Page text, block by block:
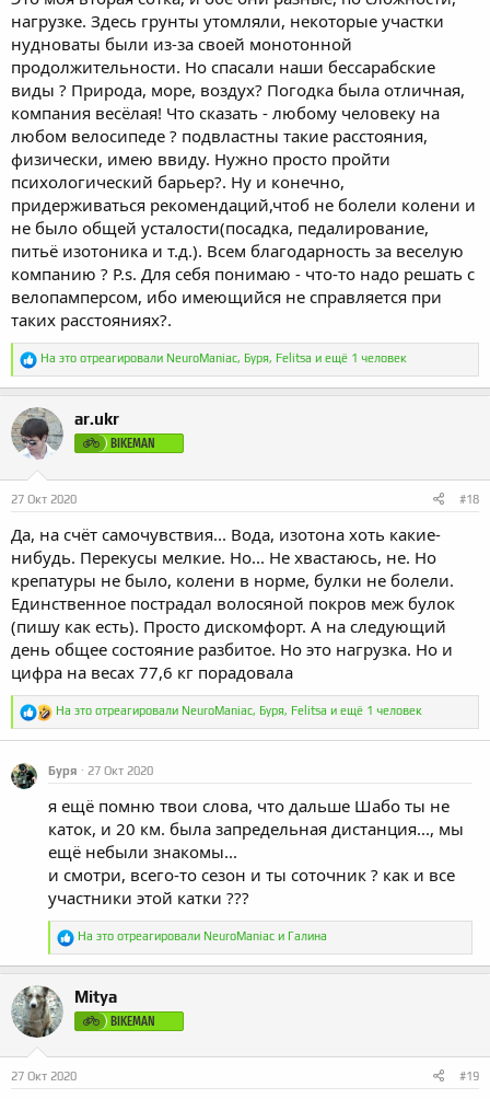
нагрузке. Здесь грунты утомляли, некоторые участки
нудноваты были из-за своей монотонной
продолжительности. Но спасали наши бессарабские
виды ? Природа, море, воздух? Погодка была отличная,
компания весёлая! Что сказать - любому человеку на
любом велосипеде ? подвластны такие расстояния,
физически, имею ввиду. Нужно просто пройти
психологический барьер?. Ну и конечно,
придерживаться рекомендаций,чтоб не болели колени и
не было общей усталости(посадка, педалирование,
питьё изотоника и т.д.). Всем благодарность за веселую
компанию ? P.s. Для себя понимаю - что-то надо решать с
велопамперсом, ибо имеющийся не справляется при
таких расстояниях?.
Р
а
к
ц
и
и
:
На это отреагировали NeuroManiac, Буря, Felitsa и ещё 1 человек
ar.ukr
BIKEMAN
27 Окт 2020 #18
Да, на счёт самочувствия... Вода, изотона хоть какие-
нибудь. Перекусы мелкие. Но... Не хвастаюсь, не. Но
крепатуры не было, колени в норме, булки не болели.
Единственное пострадал волосяной покров меж булок
(пишу как есть). Просто дискомфорт. А на следующий
день общее состояние разбитое. Но это нагрузка. Но и
цифра на весах 77,6 кг порадовала
Р
а
ц
и
:
На это отреагировали NeuroManiac, Буря, Felitsa и ещё 1 человек
Буря 27 Окт 2020
я ещё помню твои слова, что дальше Шабо ты не
каток, и 20 км. была запредельная дистанция..., мы
ещё небыли знакомы...
и смотри, всего-то сезон и ты соточник ? как и все
участники этой катки ???
Р
а
ц
и
На это отреагировали NeuroManiac и Галина
Mitya
BIKEMAN
27 Окт 2020 #19